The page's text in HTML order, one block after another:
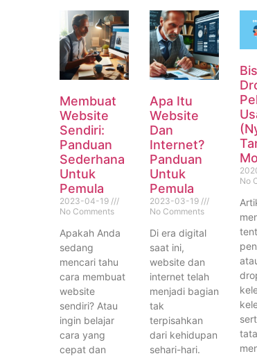
Membuat
Website
Sendiri:
Panduan
Sederhana
Untuk
Pemula
2023-04-19
No Comments
Apakah Anda
sedang
mencari tahu
cara membuat
website
sendiri? Atau
ingin belajar
cara yang
cepat dan
Apa Itu
Website
Dan
Internet?
Panduan
Untuk
Pemula
2023-03-19
No Comments
Di era digital
saat ini,
website dan
internet telah
menjadi bagian
tak
terpisahkan
dari kehidupan
sehari-hari.
No